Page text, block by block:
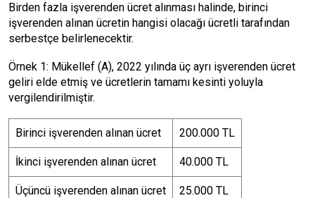
Birden fazla işverenden ücret alınması halinde, birinci
işverenden alınan ücretin hangisi olacağı ücretli tarafından
serbestçe belirlenecektir.
Örnek 1: Mükellef (A), 2022 yılında üç ayrı işverenden ücret
geliri elde etmiş ve ücretlerin tamamı kesinti yoluyla
vergilendirilmiştir.
Birinci işverenden alınan ücret 200.000 TL
İkinci işverenden alınan ücret 40.000 TL
Üçüncü işverenden alınan ücret 25.000 TL